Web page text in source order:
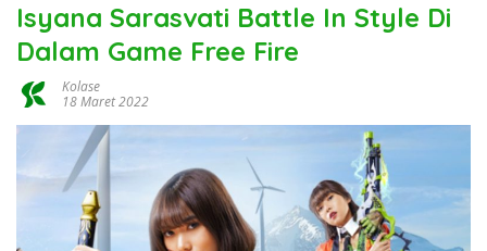
Isyana Sarasvati Battle In Style Di
Dalam Game Free Fire
Kolase
18 Maret 2022